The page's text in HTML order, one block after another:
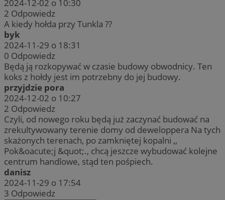
2024-12-02 o 10:30
2 Odpowiedz
A kiedy hołda przy Tunkla ??
byk
2024-11-29 o 18:31
0 Odpowiedz
Będą ją rozkopywać w czasie budowy obwodnicy. Ten
koks z hołdy jest im potrzebny do jej budowy.
przyjdzie pora
2024-12-02 o 10:27
2 Odpowiedz
Czyli, od nowego roku będą już zaczynać budować na
zrekultywowany terenie domy od deweloppera Na tych
skażonych terenach, po zamkniętej kopalni ,,
Pok&oacute;j &quot;., chcą jeszcze wybudować kolejne
centrum handlowe, stąd ten pośpiech.
danisz
2024-11-29 o 17:54
3 Odpowiedz